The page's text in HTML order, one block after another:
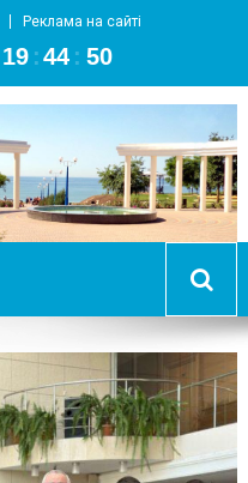
Реклама на сайті
19 :44 : 50
Южный